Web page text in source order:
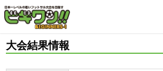
大会結果情報